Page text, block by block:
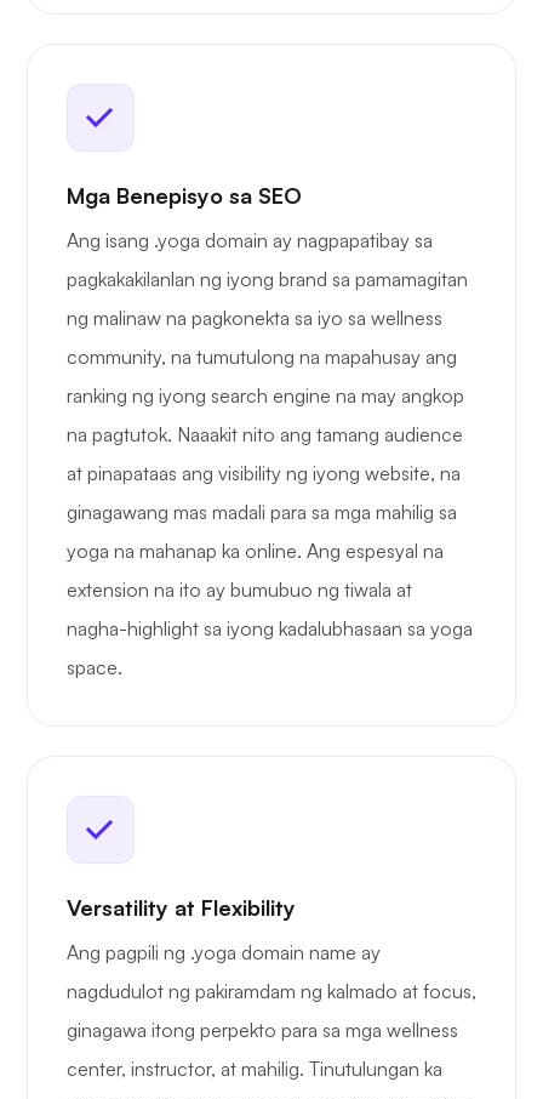
Mga Benepisyo sa SEO
Ang isang .yoga domain ay nagpapatibay sa
pagkakakilanlan ng iyong brand sa pamamagitan
ng malinaw na pagkonekta sa iyo sa wellness
community, na tumutulong na mapahusay ang
ranking ng iyong search engine na may angkop
na pagtutok. Naaakit nito ang tamang audience
at pinapataas ang visibility ng iyong website, na
ginagawang mas madali para sa mga mahilig sa
yoga na mahanap ka online. Ang espesyal na
extension na ito ay bumubuo ng tiwala at
nagha-highlight sa iyong kadalubhasaan sa yoga
space.
Versatility at Flexibility
Ang pagpili ng .yoga domain name ay
nagdudulot ng pakiramdam ng kalmado at focus,
ginagawa itong perpekto para sa mga wellness
center, instructor, at mahilig. Tinutulungan ka